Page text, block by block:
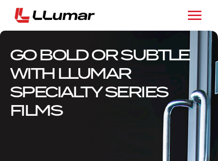
GO BOLD OR SUBTLE
WITH LLUMAR
SPECIALTY SERIES
FILMS